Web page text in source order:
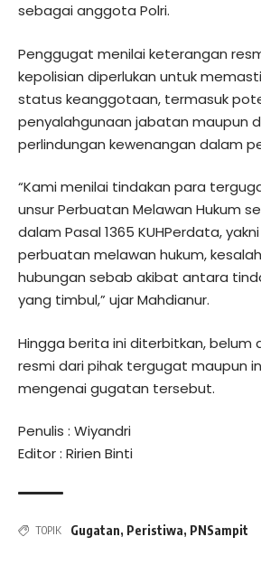
sebagai anggota Polri.
Penggugat menilai keterangan
kepolisian diperlukan untuk
status keanggotaan, termasuk
penyalahgunaan jabatan maupun
perlindungan kewenangan dalam
“Kami menilai tindakan para
unsur Perbuatan Melawan Hukum
dalam Pasal 1365 KUHPerdata,
perbuatan melawan hukum,
hubungan sebab akibat antara
yang timbul,” ujar Mahdianur.
Hingga berita ini diterbitkan, belum
resmi dari pihak tergugat maupun
mengenai gugatan tersebut.
Penulis : Wiyandri
Editor : Ririen Binti
TOPIK Gugatan, Peristiwa, PNSampit